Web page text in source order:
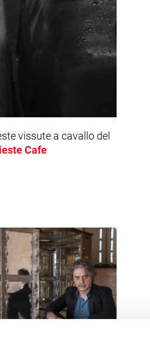
vissute a cavallo del
Cafe